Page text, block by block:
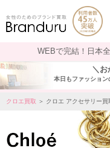
WEBで完結！日本
＼お
本日もファッション
クロエ買取 ＞ クロエ アクセサリー買